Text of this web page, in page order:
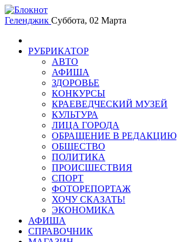
Геленджик Суббота, 02 Марта
РУБРИКАТОР
АВТО
АФИША
ЗДОРОВЬЕ
КОНКУРСЫ
КРАЕВЕДЧЕСКИЙ МУЗЕЙ
КУЛЬТУРА
ЛИЦА ГОРОДА
ОБРАЩЕНИЕ В РЕДАКЦИЮ
ОБЩЕСТВО
ПОЛИТИКА
ПРОИСШЕСТВИЯ
СПОРТ
ФОТОРЕПОРТАЖ
ХОЧУ СКАЗАТЬ!
ЭКОНОМИКА
АФИША
СПРАВОЧНИК